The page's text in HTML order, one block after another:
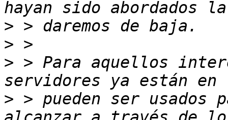
>
>
> > Para aquellos
> > pueden ser usados